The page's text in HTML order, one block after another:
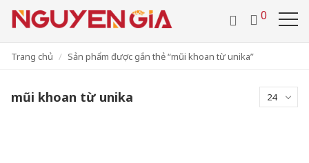
VIDEO TUYỂN DỤNG
LIÊN HỆ
0
Trang chủ Sản phẩm được gắn thẻ “mũi khoan từ unika”
mũi khoan từ unika 24